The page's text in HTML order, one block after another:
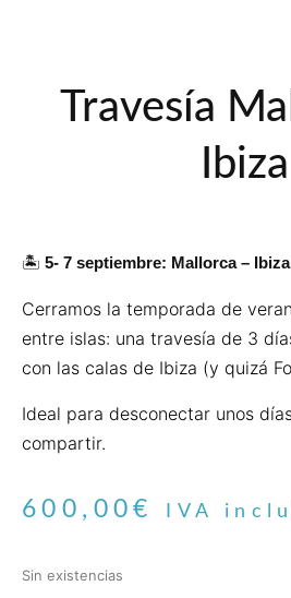
Travesía
Ibiza
🏝️ 5- 7 septiembre: Mallorca – Ibiza
Cerramos la temporada de
entre islas: una travesía de 3
con las calas de Ibiza (y quizá
Ideal para desconectar unos
compartir.
600,00€ IVA
Sin existencias